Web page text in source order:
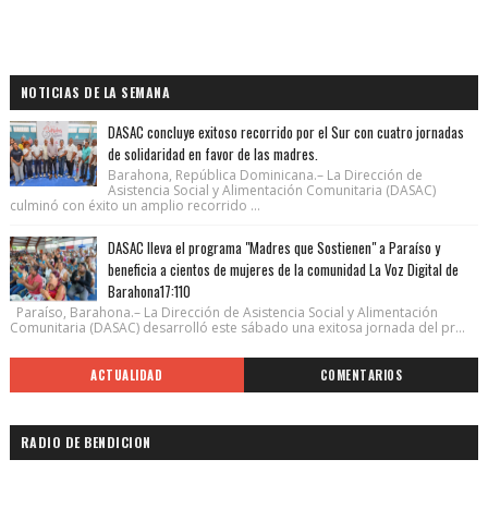
NOTICIAS DE LA SEMANA
DASAC concluye exitoso recorrido por el Sur con cuatro jornadas
de solidaridad en favor de las madres.
Barahona, República Dominicana.– La Dirección de
Asistencia Social y Alimentación Comunitaria (DASAC)
culminó con éxito un amplio recorrido ...
DASAC lleva el programa "Madres que Sostienen" a Paraíso y
beneficia a cientos de mujeres de la comunidad La Voz Digital de
Barahona17:110
Paraíso, Barahona.– La Dirección de Asistencia Social y Alimentación
Comunitaria (DASAC) desarrolló este sábado una exitosa jornada del pr...
ACTUALIDAD COMENTARIOS
RADIO DE BENDICION